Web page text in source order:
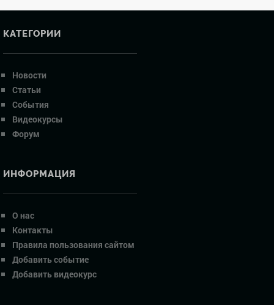
КАТЕГОРИИ
Новости
Статьи
События
Видеокурсы
Форум
ИНФОРМАЦИЯ
О нас
Контакты
Правила пользования сайтом
Добавить событие
Добавить видеокурс